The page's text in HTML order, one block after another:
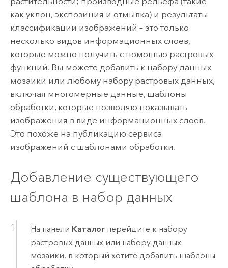
как уклон, экспозиция и отмывка) и результаты
классификации изображений – это только
несколько видов информационных слоев,
которые можно получить с помощью растровых
функций. Вы можете добавить к набору данных
мозаики или любому набору растровых данных,
включая многомерные данные, шаблоны
обработки, которые позволяю показывать
изображения в виде информационных слоев.
Это похоже на публикацию сервиса
изображений с шаблонами обработки.
Добавление существующего
шаблона в набор данных
На панели Каталогперейдите к набору
растровых данных или набору данных
мозаики, в который хотите добавить шаблоны